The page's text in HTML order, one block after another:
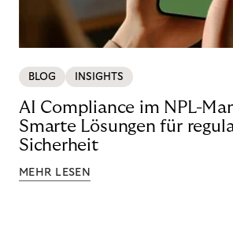
BLOG INSIGHTS
AI Compliance im NPL-
Smarte Lösungen für
Sicherheit
MEHR LESEN